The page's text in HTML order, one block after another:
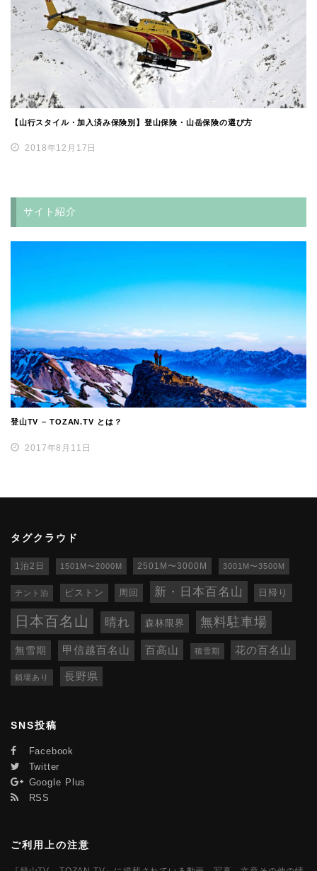
【山行スタイル・加入済み保険別】登山保険・山岳保険の選び方
2018年12月17日
サイト紹介
登山TV – TOZAN.TV とは？
2017年8月11日
タグクラウド
1泊2日 1501M〜2000M 2501M〜3000M 3001M〜3500M
テント泊 ピストン 周回 新・日本百名山 日帰り
日本百名山 晴れ 森林限界 無料駐車場
無雪期 甲信越百名山 百高山 積雪期 花の百名山
鎖場あり 長野県
SNS投稿
Facebook
Twitter
Google Plus
RSS
ご利用上の注意